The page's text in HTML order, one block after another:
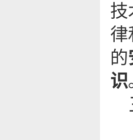
技
律
的
识